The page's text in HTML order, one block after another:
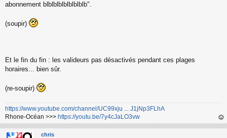
u
abonnement blblblblblblblblb".
(soupir)
Et le fin du fin : les valideurs pas désactivés pendant ces plages
horaires... bien sûr.
(re-soupir)
https://www.youtube.com/channel/UC99xju ... J1jNp3FLhA
Rhone-Océan >>> https://youtu.be/7y4cJaLO3vw
au
chris